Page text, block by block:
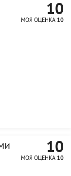
10
МОЯ ОЦЕНКА 10
10
МОЯ ОЦЕНКА 10